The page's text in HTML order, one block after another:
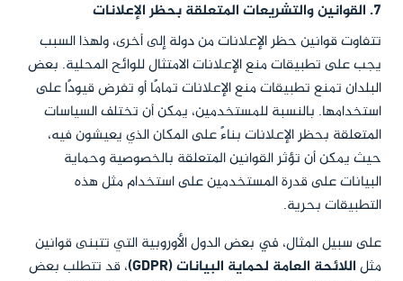
7. القوانين والتشريعات المتعلقة بحظر الإعلانات
تتفاوت قوانين حظر الإعلانات من دولة إلى أخرى، ولهذا السبب
يجب على تطبيقات منع الإعلانات الامتثال للوائح المحلية. بعض
البلدان تمنع تطبيقات منع الإعلانات تمامًا أو تفرض قيودًا على
استخدامها. بالنسبة للمستخدمين، يمكن أن تختلف السياسات
المتعلقة بحظر الإعلانات بناءً على المكان الذي يعيشون فيه،
حيث يمكن أن تؤثر القوانين المتعلقة بالخصوصية وحماية
البيانات على قدرة المستخدمين على استخدام مثل هذه
التطبيقات بحرية.
على سبيل المثال، في بعض الدول الأوروبية التي تتبنى قوانين
مثلاللائحة العامة لحماية البيانات (GDPR)
، قد تتطلب بعض